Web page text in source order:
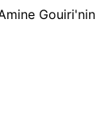
Amine Gouiri'nin